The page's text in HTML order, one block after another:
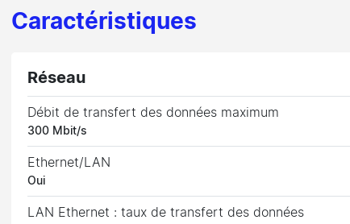
Caractéristiques
Réseau
Débit de transfert des données maximum
300 Mbit/s
Ethernet/LAN
Oui
LAN Ethernet : taux de transfert des données